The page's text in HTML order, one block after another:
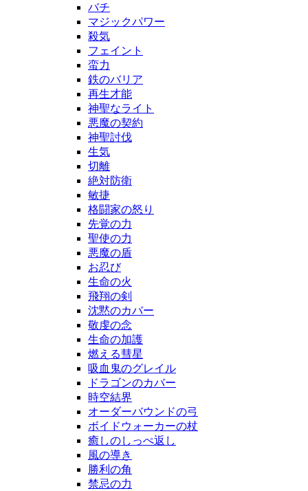
バチ
マジックパワー
殺気
フェイント
蛮力
鉄のバリア
再生才能
神聖なライト
悪魔の契約
神聖討伐
生気
切離
絶対防衛
敏捷
格闘家の怒り
先覚の力
聖使の力
悪魔の盾
お忍び
生命の火
飛翔の剣
沈黙のカバー
敬虔の念
生命の加護
燃える彗星
吸血鬼のグレイル
ドラゴンのカバー
時空結界
オーダーバウンドの弓
ボイドウォーカーの杖
癒しのしっぺ返し
風の導き
勝利の角
禁忌の力